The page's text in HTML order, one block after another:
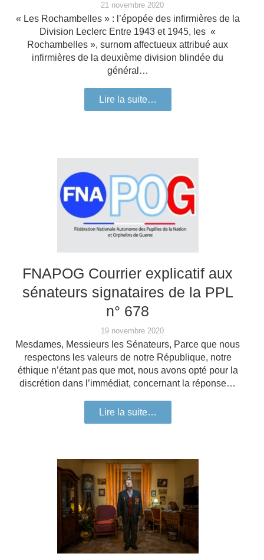
21 novembre 2020
« Les Rochambelles » : l’épopée des infirmières de la
Division Leclerc Entre 1943 et 1945, les «
Rochambelles », surnom affectueux attribué aux
infirmières de la deuxième division blindée du
général…
Lire la suite…
FNAPOG Courrier explicatif aux
sénateurs signataires de la PPL
n° 678
19 novembre 2020
Mesdames, Messieurs les Sénateurs, Parce que nous
respectons les valeurs de notre République, notre
éthique n’étant pas que mot, nous avons opté pour la
discrétion dans l’immédiat, concernant la réponse…
Lire la suite…